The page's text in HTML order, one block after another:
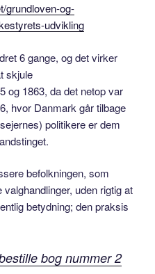
grundloven-og-
udvikling
6 gange, og det virker
skjule
og 1863, da det netop var
hvor Danmark går tilbage
politikere er dem
befolkningen, som
uden rigtig at
betydning; den praksis
bog nummer 2